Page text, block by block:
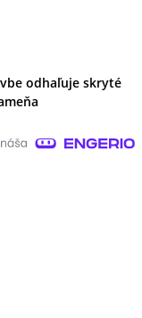
odhaľuje skryté